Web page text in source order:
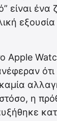
είναι ένα
Apple
ότι
η